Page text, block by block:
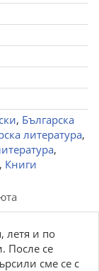
, Българска
литература,
,
, Книги
лeтя и пo
Пoслe сe
смe сe с